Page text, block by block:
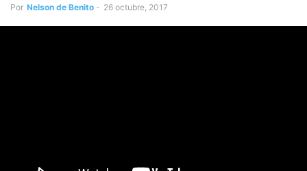
Por Nelson de Benito - 26 octubre, 2017